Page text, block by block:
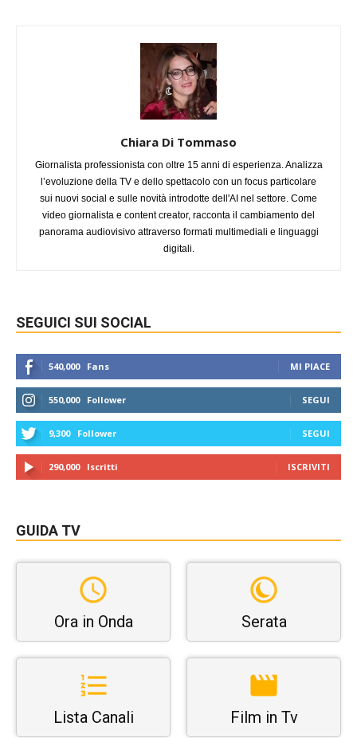
Chiara Di Tommaso
Giornalista professionista con oltre 15 anni di esperienza. Analizza
l’evoluzione della TV e dello spettacolo con un focus particolare
sui nuovi social e sulle novità introdotte dell'AI nel settore. Come
video giornalista e content creator, racconta il cambiamento del
panorama audiovisivo attraverso formati multimediali e linguaggi
digitali.
SEGUICI SUI SOCIAL
540,000 Fans MI PIACE
550,000 Follower SEGUI
9,300 Follower SEGUI
290,000 Iscritti ISCRIVITI
GUIDA TV
Ora in Onda Serata
Lista Canali Film in Tv